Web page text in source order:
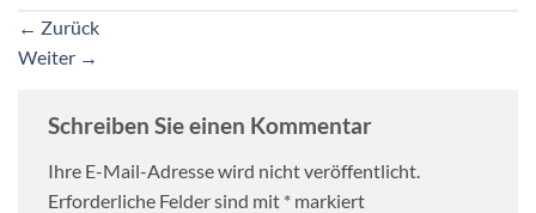
← Zurück
Weiter →
Schreiben Sie einen Kommentar
Ihre E-Mail-Adresse wird nicht veröffentlicht.
Erforderliche Felder sind mit * markiert